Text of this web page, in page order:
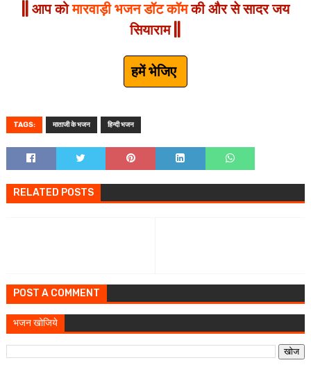
|| आप कोमारवाड़ी भजन डॉट कॉमकी और से सादर जय
सियाराम ||
हमें भेजिए
TAGS: माताजी के भजन हिन्दी भजन
RELATED POSTS
POST A COMMENT
भजन खोजिये